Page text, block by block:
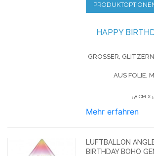
HAPPY
GROSSER,
US FOLIE,
58 CM X
Mehr erfahren
LUFTBALLON
BIRTHDAY BOHO